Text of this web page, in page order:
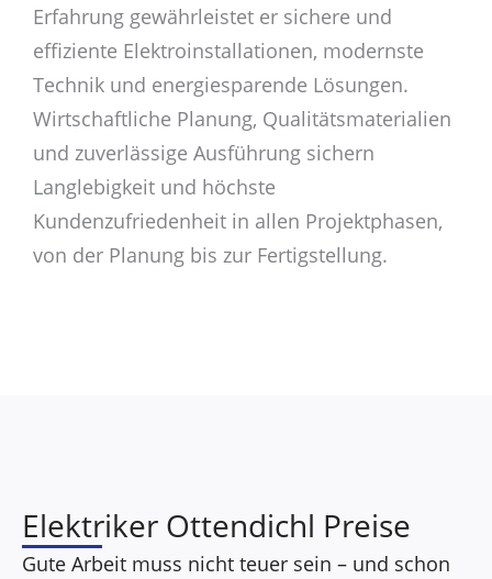
Erfahrung gewährleistet er sichere und
effiziente Elektroinstallationen, modernste
Technik und energiesparende Lösungen.
Wirtschaftliche Planung, Qualitätsmaterialien
und zuverlässige Ausführung sichern
Langlebigkeit und höchste
Kundenzufriedenheit in allen Projektphasen,
von der Planung bis zur Fertigstellung.
Elektriker Ottendichl Preise
Gute Arbeit muss nicht teuer sein – und schon